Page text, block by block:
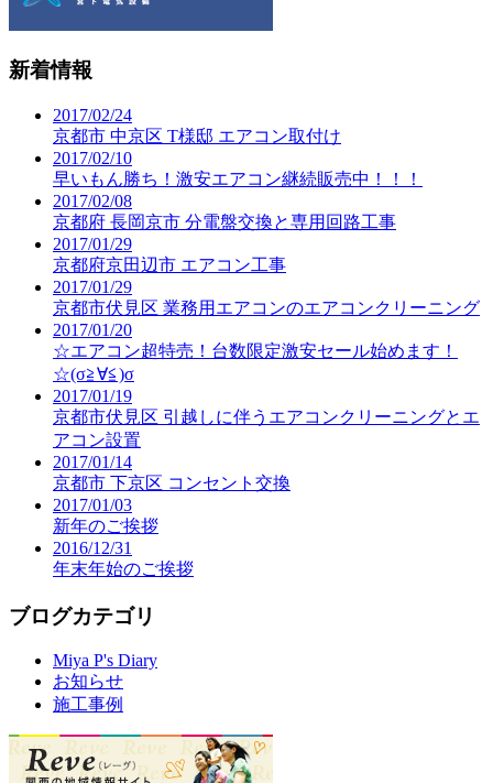
新着情報
2017/02/24
京都市 中京区 T様邸 エアコン取付け
2017/02/10
早いもん勝ち！激安エアコン継続販売中！！！
2017/02/08
京都府 長岡京市 分電盤交換と専用回路工事
2017/01/29
京都府京田辺市 エアコン工事
2017/01/29
京都市伏見区 業務用エアコンのエアコンクリーニング
2017/01/20
☆エアコン超特売！台数限定激安セール始めます！
☆(σ≧∀≦)σ
2017/01/19
京都市伏見区 引越しに伴うエアコンクリーニングとエ
アコン設置
2017/01/14
京都市 下京区 コンセント交換
2017/01/03
新年のご挨拶
2016/12/31
年末年始のご挨拶
ブログカテゴリ
Miya P's Diary
お知らせ
施工事例